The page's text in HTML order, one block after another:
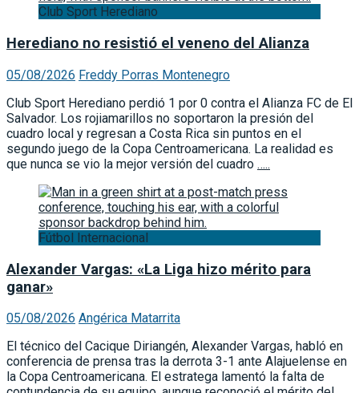
Club Sport Herediano
Herediano no resistió el veneno del Alianza
05/08/2026 Freddy Porras Montenegro
Club Sport Herediano perdió 1 por 0 contra el Alianza FC de El
Salvador. Los rojiamarillos no soportaron la presión del
cuadro local y regresan a Costa Rica sin puntos en el
segundo juego de la Copa Centroamericana. La realidad es
que nunca se vio la mejor versión del cuadro …..
Fútbol Internacional
Alexander Vargas: «La Liga hizo mérito para
ganar»
05/08/2026 Angérica Matarrita
El técnico del Cacique Diriangén, Alexander Vargas, habló en
conferencia de prensa tras la derrota 3-1 ante Alajuelense en
la Copa Centroamericana. El estratega lamentó la falta de